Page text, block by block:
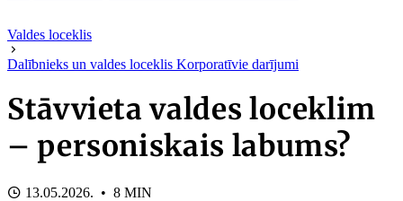
Valdes loceklis
Dalībnieks un valdes loceklis Korporatīvie darījumi
Stāvvieta valdes loceklim
– personiskais labums?
13.05.2026. • 8 MIN